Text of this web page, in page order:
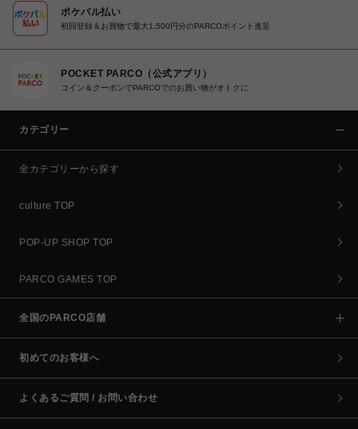
ポケパル払い
初回登録＆お買物で最大1,500円分のPARCOポイント進呈
POCKET PARCO（公式アプリ）
コイン＆クーポンでPARCOでのお買い物がオトクに
カテゴリー
全カテゴリーから探す
culture TOP
POP-UP SHOP TOP
PARCO GAMES TOP
全国のPARCO店舗
初めてのお客様へ
よくあるご質問 / お問い合わせ